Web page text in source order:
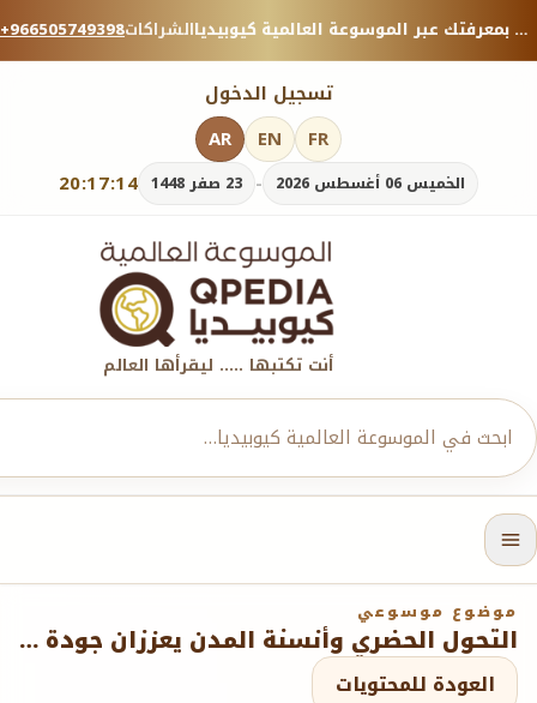
+966505749398الشراكات منصة معرفية موثوقة — شارك بمعرفتك عبر الموسوعة العالمية كيوبيديا.
تسجيل الدخول
20:17:15 الخميس 06 أغسطس 2026 - 23 صفر 1448
AR EN FR
أنت تكتبها ..... ليقرأها العالم
موضوع موسوعي
التحول الحضري وأنسنة المدن يعززان جودة الحياة في حائل
العودة للمحتويات